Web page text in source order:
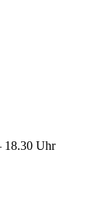
18.30 Uhr